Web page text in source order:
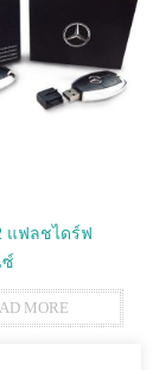
แฟลชไดร์ฟ
ซ์
MORE